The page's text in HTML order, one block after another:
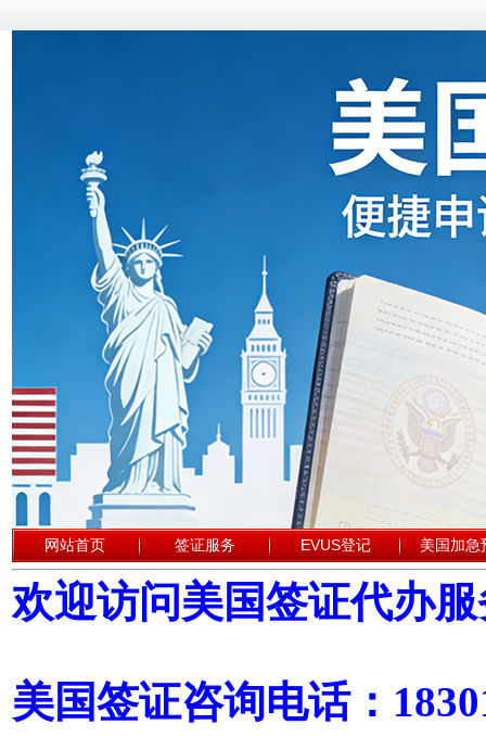
网站首页 签证服务 EVUS登记 美国加急
欢迎访问美国签证代办
美国签证咨询电话：